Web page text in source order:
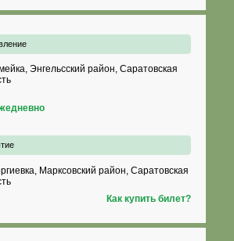
Энгельсский район, Саратовская
Марксовский район, Саратовская
Как купить билет?